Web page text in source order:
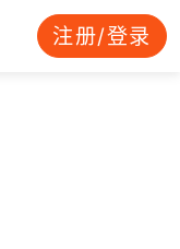
注册/登录